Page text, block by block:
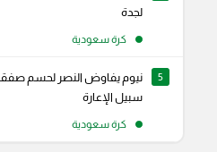
لجدة
كرة سعودية
5
نيوم يفاوض النصر لحسم
سبيل الإعارة
كرة سعودية